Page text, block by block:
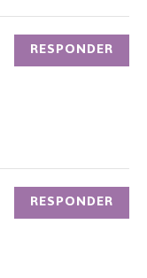
RESPONDER
RESPONDER